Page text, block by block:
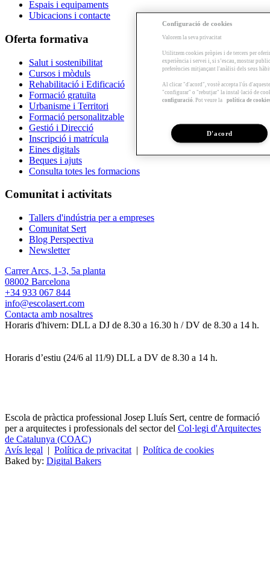
Espais i equipaments
Ubicacions i contacte
Oferta formativa
Salut i sostenibilitat
Cursos i mòduls
Rehabilitació i Edificació
Formació gratuïta
Urbanisme i Territori
Formació personalitzable
Gestió i Direcció
Inscripció i matrícula
Eines digitals
Beques i ajuts
Consulta totes les formacions
Comunitat i activitats
Tallers d'indústria per a empreses
Comunitat Sert
Blog Perspectiva
Newsletter
Carrer Arcs, 1-3, 5a planta
08002 Barcelona
+34 933 067 844
info@escolasert.com
Contacta amb nosaltres
Horaris d'hivern: DLL a DJ de 8.30 a 16.30 h / DV de 8.30 a 14 h.
Horaris d’estiu (24/6 al 11/9) DLL a DV de 8.30 a 14 h.
Escola de pràctica professional Josep Lluís Sert, centre de formació
per a arquitectes i professionals del sector del Col·legi d'Arquitectes
de Catalunya (COAC)
Avís legal | Política de privacitat | Política de cookies
Baked by: Digital Bakers
Configuració de cookies
Valorem la seva privacitat
Utilitzem cookies pròpies i de tercers per
experiència i servei i, si s’escau, mostrar
preferències mitjançant l'anàlisi dels seus
Al clicar "d'acord", vostè accepta l'ús
"configurar" o "rebutjar" la instal·lació de
configuració . Pot veure la política de
D'acord